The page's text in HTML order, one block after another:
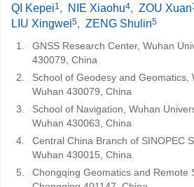
QI Kepei1, NIE Xiaohu4, ZOU Xuan
LIU Xingwei5, ZENG Shulin5
1.
GNSS Research Center, Wuhan
430079, China
2.
School of Geodesy and Geomatics,
Wuhan 430079, China
3.
School of Navigation, Wuhan
Wuhan 430063, China
4.
Central China Branch of SINOPEC
Wuhan 430015, China
5.
Chongqing Geomatics and Remote